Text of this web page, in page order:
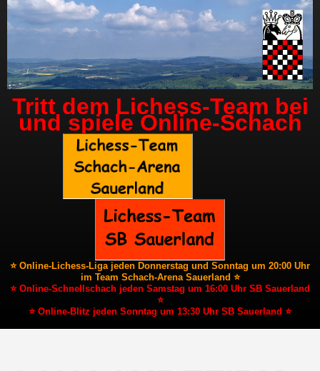
Tritt dem Lichess-Team bei
und spiele Online-Schach
⭐ Online-Lichess-Liga jeden Donnerstag und Sonntag um 20:00 Uhr
im Team Schach-Arena Sauerland ⭐
⭐ Online-Schnellschach jeden Samstag um 16:00 Uhr SB Sauerland
⭐
⭐ Online-Blitz jeden Sonntag um 13:30 Uhr SB Sauerland ⭐